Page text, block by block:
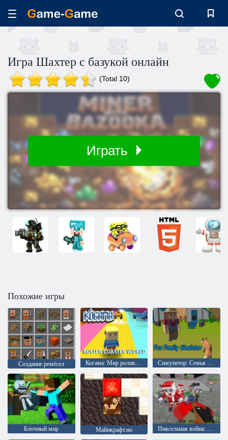
Игра Шахтер с базукой онлайн
(Total 10)
Играть
Похожие игры
Создание ремёсел Когама: Мир роликовых машин Симулятор: Семья лисицы
Блочный мир Майнкрафт.ио Пиксельная война: Апокалипсис зомби